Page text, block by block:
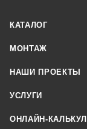
КАТАЛОГ
МОНТАЖ
НАШИ ПРОЕКТЫ
УСЛУГИ
ОНЛАЙН-